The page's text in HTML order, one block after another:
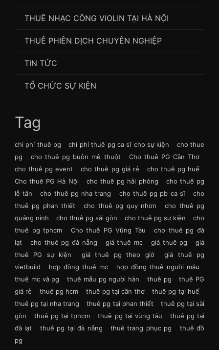
THUÊ NHẠC CÔNG VIOLIN TẠI HÀ NỘI
THUÊ PHIÊN DỊCH CHUYÊN NGHIỆP
TIN TỨC
TỔ CHỨC SỰ KIỆN
Tag
chi phí thuê pg chi phí thuê pg ca sĩ cho sự kiện
cho thue
pg
cho thuê pg buôn mê thuột
Cho thuê PG Cần Thơ
cho thuê pg event
cho thuê pg giá rẻ
cho thuê pg huế
Cho thuê PG Hà Nội
cho thuê pg hải phòng
cho thuê pg
lễ tân
cho thuê pg nha trang cho thuê pg pb ca sĩ
cho
thuê pg phan thiết
cho thuê pg quy nhơn
cho thuê pg
quảng ninh
cho thuê pg sài gòn cho thuê pg sự kiện
cho
thuê pg tphcm
Cho thuê PG Vũng Tàu
cho thuê pg đà
lạt
cho thuê pg đà nẵng giá thuê mc giá thuê pg
giá
thuê PG sự kiện
giá thuê pg theo giờ
giá thuê pg
vietbuild
hợp đồng thuê mc
hợp đồng thuê người mẫu
thuê mc và pg
thuê mẫu pg người hàn thuê pg
thuê PG
giá rẻ
thuê pg hcm thuê pg tại cần thơ
thuê pg tại huế
thuê pg tại nha trang
thuê pg tại phan thiết
thuê pg tại sài
gòn
thuê pg tại tphcm thuê pg tại vũng tàu
thuê pg tại
đà lạt
thuê pg tại đà nẵng thuê trang phục pg
thuê đồ
pg